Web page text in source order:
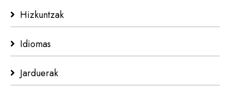
Hizkuntzak
Idiomas
Jarduerak